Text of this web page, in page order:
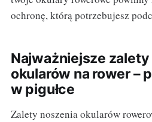
ochronę, którą potrzebujesz
Najważniejsze zalety
okularów na rower –
w pigułce
Zalety noszenia okularów